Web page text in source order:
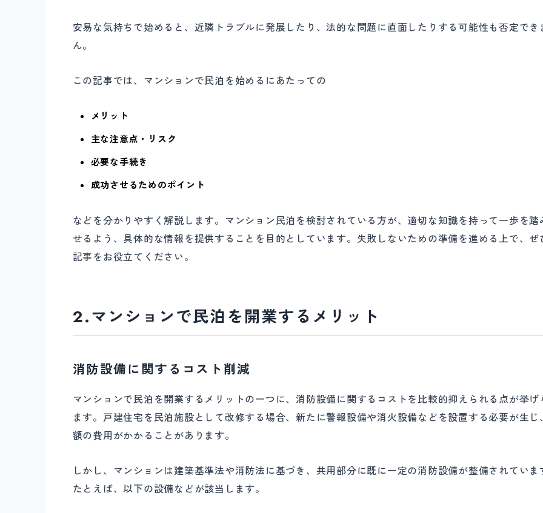
安易な気持ちで始めると、近隣トラブルに発展したり、法的な問題に直面したりする可能性も否定でき
ん。
この記事では、マンションで民泊を始めるにあたっての
メリット
主な注意点・リスク
必要な手続き
成功させるためのポイント
などを分かりやすく解説します。マンション民泊を検討されている方が、適切な知識を持って一歩を踏
せるよう、具体的な情報を提供することを目的としています。失敗しないための準備を進める上で、ぜ
記事をお役立てください。
2.マンションで民泊を開業するメリット
消防設備に関するコスト削減
マンションで民泊を開業するメリットの一つに、消防設備に関するコストを比較的抑えられる点が挙げ
ます。戸建住宅を民泊施設として改修する場合、新たに警報設備や消火設備などを設置する必要が生じ
額の費用がかかることがあります。
しかし、マンションは建築基準法や消防法に基づき、共用部分に既に一定の消防設備が整備されていま
たとえば、以下の設備などが該当します。